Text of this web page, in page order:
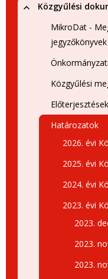
Közgyűlési
MikroDat -
jegyzőkönyvek
Közgyűlési
Előterjesztések
Határozatok
2026. évi
2025. évi
2024. évi
2023. évi
2023.
2023.
2023.